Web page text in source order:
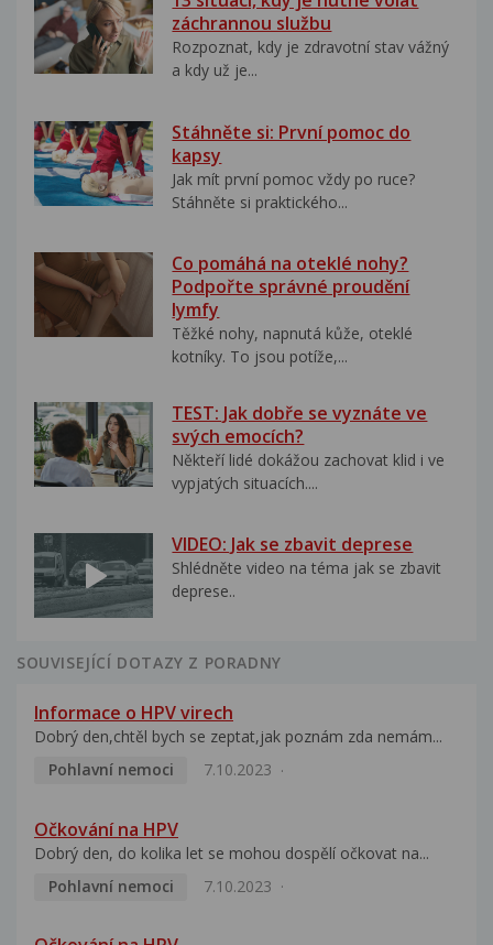
záchrannou službu
Rozpoznat, kdy je zdravotní stav vážný
a kdy už je...
Stáhněte si: První pomoc do
kapsy
Jak mít první pomoc vždy po ruce?
Stáhněte si praktického...
Co pomáhá na oteklé nohy?
Podpořte správné proudění
lymfy
Těžké nohy, napnutá kůže, oteklé
kotníky. To jsou potíže,...
TEST: Jak dobře se vyznáte ve
svých emocích?
Někteří lidé dokážou zachovat klid i ve
vypjatých situacích....
VIDEO: Jak se zbavit deprese
Shlédněte video na téma jak se zbavit
deprese..
SOUVISEJÍCÍ DOTAZY Z PORADNY
Informace o HPV virech
Dobrý den,chtěl bych se zeptat,jak poznám zda nemám...
Pohlavní nemoci
7.10.2023
Očkování na HPV
Dobrý den, do kolika let se mohou dospělí očkovat na...
Pohlavní nemoci
7.10.2023